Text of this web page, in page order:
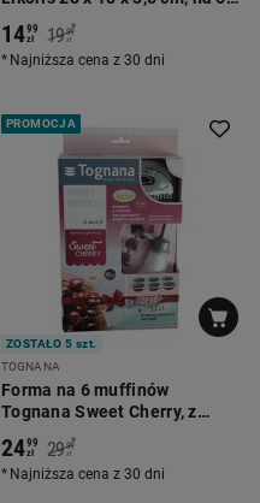
babeczek
1499
zł 19 99
zł
*
Najniższa cena z 30 dni
PROMOCJA
ZOSTAŁO 5 szt.
TOGNANA
Forma na 6 muffinów
Tognana Sweet Cherry, z
rękawem do dekoracji,
bordowa
2499
zł 29 99
zł
*
Najniższa cena z 30 dni